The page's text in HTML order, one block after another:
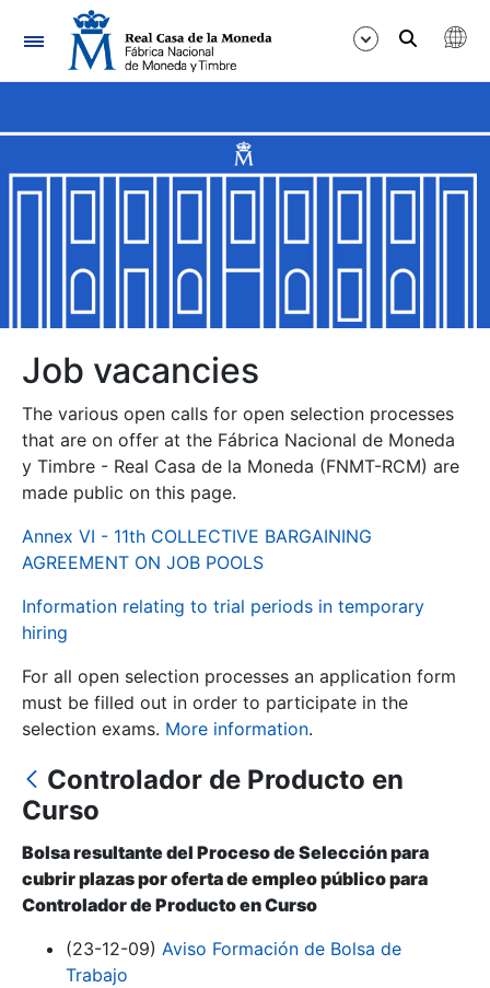
Navigation
Show/Hide
Show/Hide
Show/Hide
Show/Hide
Show/Hide
Show/Hide
Show/Hide
Show/Hide
Job vacancies
The various open calls for open selection processes
that are on offer at the Fábrica Nacional de Moneda
y Timbre - Real Casa de la Moneda (FNMT-RCM) are
made public on this page.
Annex VI - 11th COLLECTIVE BARGAINING
AGREEMENT ON JOB POOLS
Information relating to trial periods in temporary
hiring
For all open selection processes an application form
must be filled out in order to participate in the
selection exams. More information.
Controlador de Producto en
Curso
Bolsa resultante del Proceso de Selección para
cubrir plazas por oferta de empleo público para
Controlador de Producto en Curso
(23-12-09) Aviso Formación de Bolsa de
Trabajo